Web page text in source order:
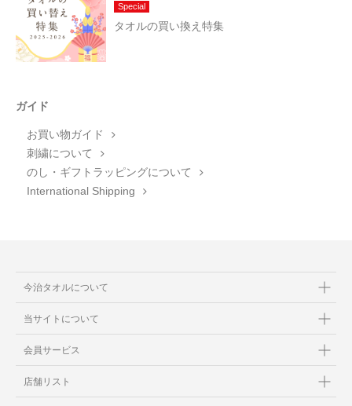
Special
タオルの買い換え特集
ガイド
お買い物ガイド
刺繍について
のし・ギフトラッピングについて
International Shipping
今治タオルについて
当サイトについて
会員サービス
店舗リスト